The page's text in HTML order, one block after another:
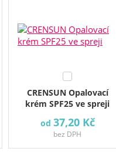
CRENSUN Opalovací
krém SPF25 ve spreji
od 37,20 Kč
bez DPH